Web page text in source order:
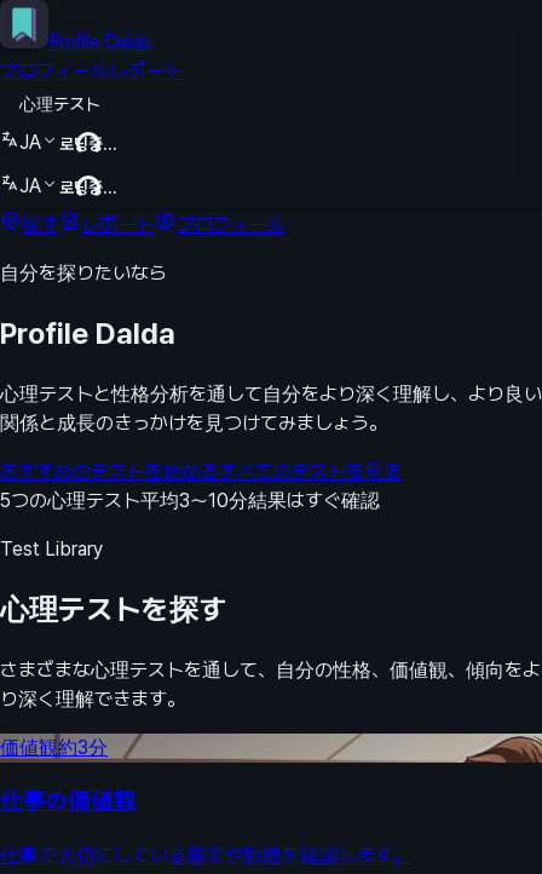
Profile Dalda
プロフィールレポート
心理テスト
JA 로딩중...
JA 로딩중...
探す レポート プロフィール
自分を探りたいなら
Profile Dalda
心理テストと性格分析を通して自分をより深く理解し、より良い
関係と成長のきっかけを見つけてみましょう。
おすすめのテストを始めるすべてのテストを見る
5つの心理テスト平均3〜10分結果はすぐ確認
Test Library
心理テストを探す
さまざまな心理テストを通して、自分の性格、価値観、傾向をよ
り深く理解できます。
価値観約3分
仕事の価値観
仕事で大切にしている基準や動機を確認します。